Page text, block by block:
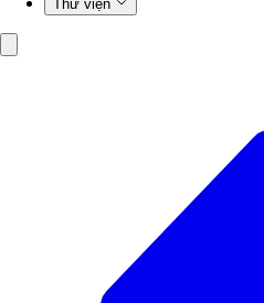
Thư viện